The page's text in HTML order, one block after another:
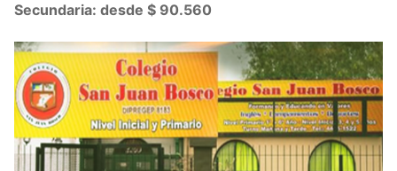
Secundaria: desde $ 90.560